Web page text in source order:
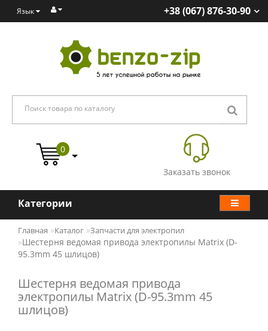
Язык +38 (067) 876-30-90
Заказать звонок
0
Категории
Главная Каталог Запчасти для электропил
Шестерня ведомая привода электропилы Matrix (D-
95.3mm 45 шлицов)
Шестерня ведомая привода
электропилы Matrix (D-95.3mm 45
шлицов)